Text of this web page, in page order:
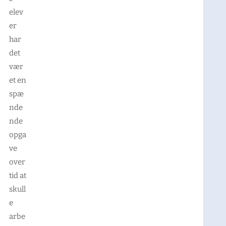
elev
er
har
det
vær
et en
spæ
nde
nde
opga
ve
over
tid at
skull
e
arbe